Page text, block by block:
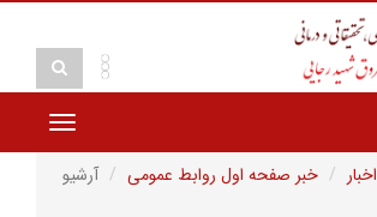
Toggle
اخبار خبر صفحه اول روابط عمومی
آرشیو